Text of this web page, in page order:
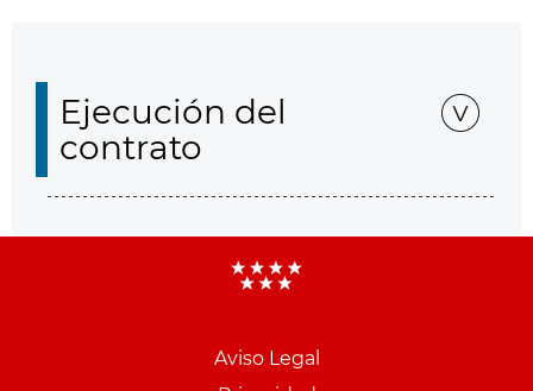
Ejecución del
contrato
Aviso Legal